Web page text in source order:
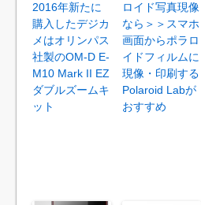
2016年新たに
購入したデジカ
メはオリンパス
社製のOM-D E-
M10 Mark II EZ
ダブルズームキ
ット
ロイド写真現像
なら＞＞スマホ
画面からポラロ
イドフィルムに
現像・印刷する
Polaroid Labが
おすすめ